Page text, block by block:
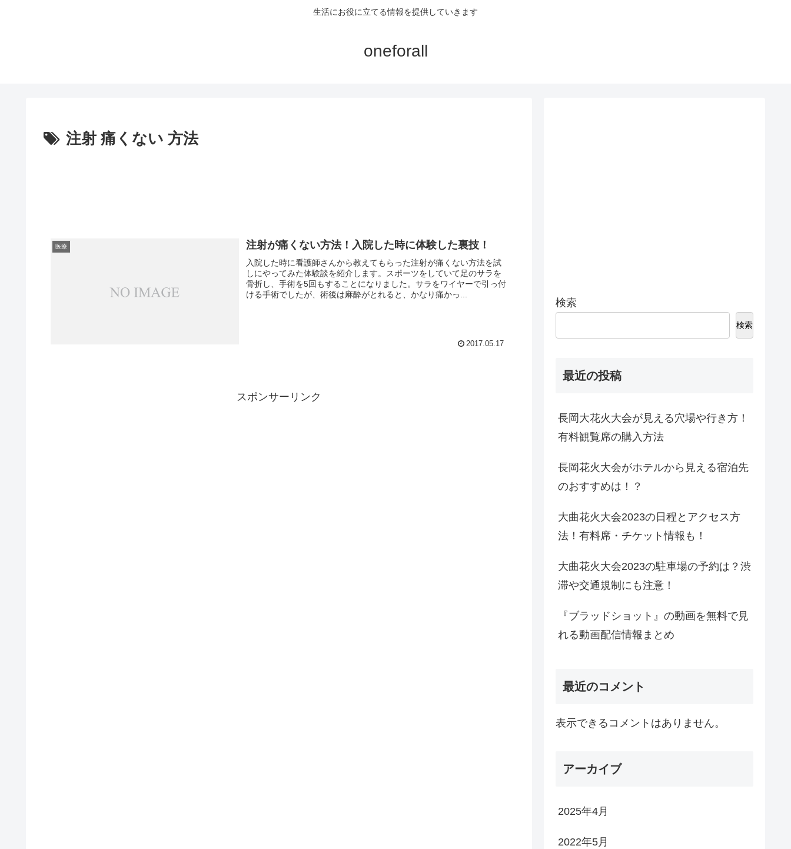
生活にお役に立てる情報を提供していきます
oneforall
注射 痛くない 方法
医療 注射が痛くない方法！入院した時に体験した裏技！
入院した時に看護師さんから教えてもらった注射が痛くない方法を試
しにやってみた体験談を紹介します。スポーツをしていて足のサラを
骨折し、手術を5回もすることになりました。サラをワイヤーで引っ付
ける手術でしたが、術後は麻酔がとれると、かなり痛かっ...
2017.05.17
スポンサーリンク
検索
検索
最近の投稿
長岡大花火大会が見える穴場や行き方！
有料観覧席の購入方法
長岡花火大会がホテルから見える宿泊先
のおすすめは！？
大曲花火大会2023の日程とアクセス方
法！有料席・チケット情報も！
大曲花火大会2023の駐車場の予約は？渋
滞や交通規制にも注意！
『ブラッドショット』の動画を無料で見
れる動画配信情報まとめ
最近のコメント
表示できるコメントはありません。
アーカイブ
2025年4月
2022年5月